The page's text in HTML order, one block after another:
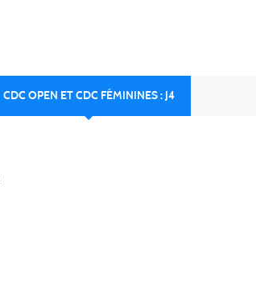
CDC OPEN ET CDC FÉMININES : J4